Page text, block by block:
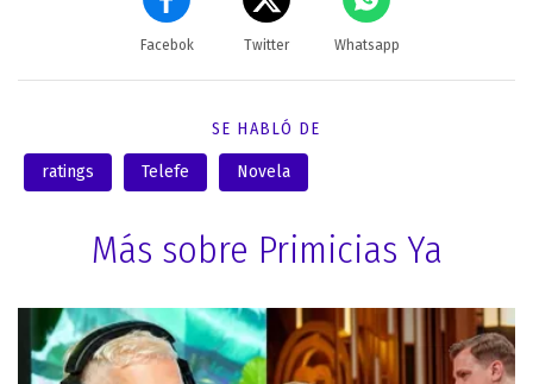
Facebok Twitter Whatsapp
SE HABLÓ DE
ratings Telefe Novela
Más sobre Primicias Ya